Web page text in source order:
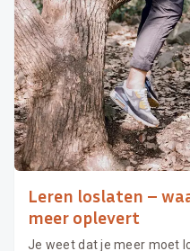
Leren loslaten –
meer oplevert
Je weet dat je meer moet